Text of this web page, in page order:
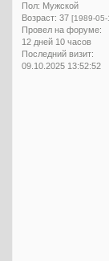
Пол: Мужской
Возраст: 37 [1989-05-
Провел на форуме:
12 дней 10 часов
Последний визит:
09.10.2025 13:52:52